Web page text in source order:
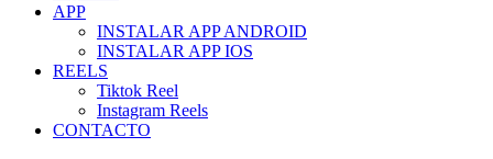
APP
INSTALAR APP ANDROID
INSTALAR APP IOS
REELS
Tiktok Reel
Instagram Reels
CONTACTO